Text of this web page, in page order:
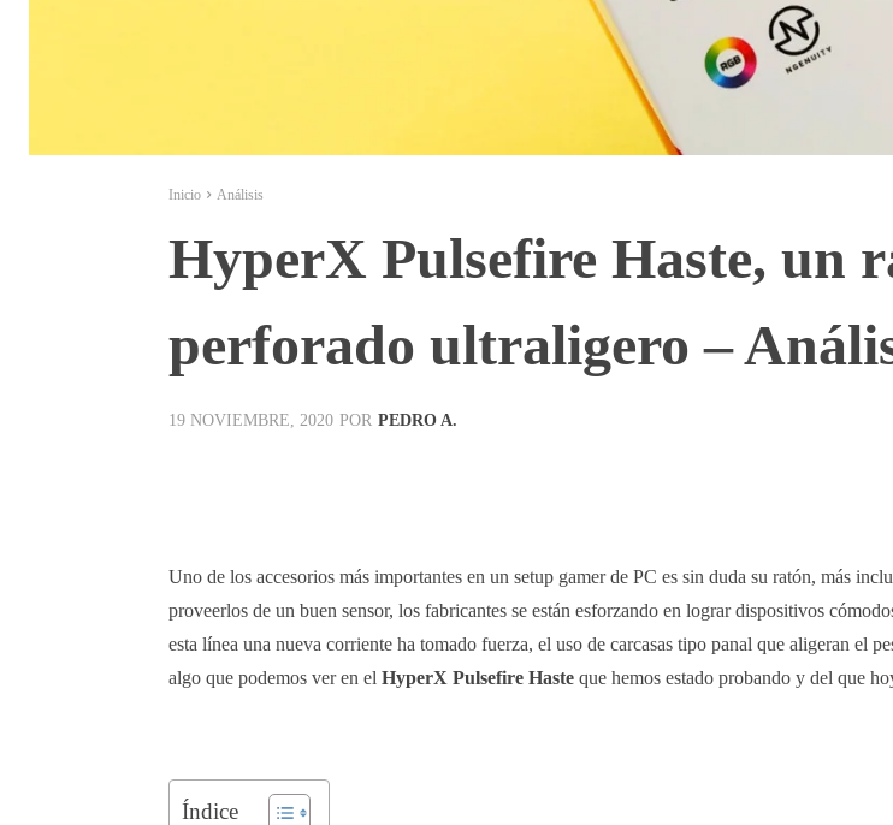
Inicio Análisis
HyperX Pulsefire Haste, un
perforado ultraligero –
19 NOVIEMBRE, 2020 POR PEDRO A.
Uno de los accesorios más importantes en un setup gamer de PC es sin duda su ratón, más
proveerlos de un buen sensor, los fabricantes se están esforzando en lograr dispositivos
esta línea una nueva corriente ha tomado fuerza, el uso de carcasas tipo panal que aligeran el
algo que podemos ver en el HyperX Pulsefire Haste que hemos estado probando y del que
Índice